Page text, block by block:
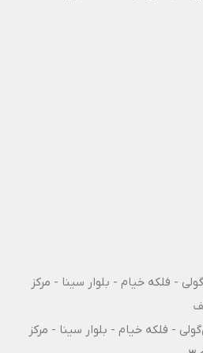
- فلکه خیام - بلوار سینا - مرکز
- فلکه خیام - بلوار سینا - مرکز